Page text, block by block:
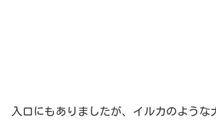
入口にもありましたが、イルカのような